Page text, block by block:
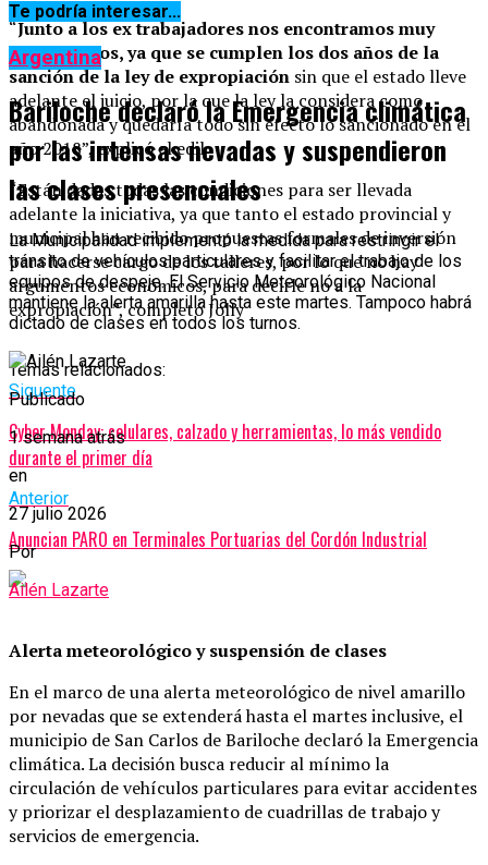
“Junto a los ex trabajadores nos encontramos muy
preocupados, ya que se cumplen los dos años de la
sanción de la ley de expropiación sin que el estado lleve
adelante el juicio, por la que la ley la considera como
abandonada y quedaría todo sin efecto lo sancionado en el
año 2018”, explicó el edil
“Están dadas todas las condiciones para ser llevada
adelante la iniciativa, ya que tanto el estado provincial y
municipal han recibido propuestas formales de inversión
para hacerse cargo de los talleres, por lo que no hay
argumentos económicos, para decirle no a la
expropiación”, completó Jolly
Temas relacionados:
Siguente
Cyber Monday: celulares, calzado y herramientas, lo más vendido
durante el primer día
Anterior
Anuncian PARO en Terminales Portuarias del Cordón Industrial
Te podría interesar...
Argentina
Bariloche declaró la Emergencia climática
por las intensas nevadas y suspendieron
las clases presenciales
La Municipalidad implementó la medida para restringir el
tránsito de vehículos particulares y facilitar el trabajo de los
equipos de despeje. El Servicio Meteorológico Nacional
mantiene la alerta amarilla hasta este martes. Tampoco habrá
dictado de clases en todos los turnos.
Publicado
1 semana atrás
en
27 julio 2026
Por
Ailén Lazarte
Alerta meteorológico y suspensión de clases
En el marco de una alerta meteorológico de nivel amarillo
por nevadas que se extenderá hasta el martes inclusive, el
municipio de San Carlos de Bariloche declaró la Emergencia
climática. La decisión busca reducir al mínimo la
circulación de vehículos particulares para evitar accidentes
y priorizar el desplazamiento de cuadrillas de trabajo y
servicios de emergencia.